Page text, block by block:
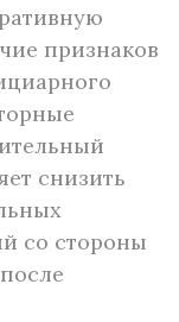
признаков
снизить
со стороны